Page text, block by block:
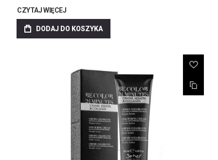
CZYTAJ WIĘCEJ
DODAJ DO KOSZYKA